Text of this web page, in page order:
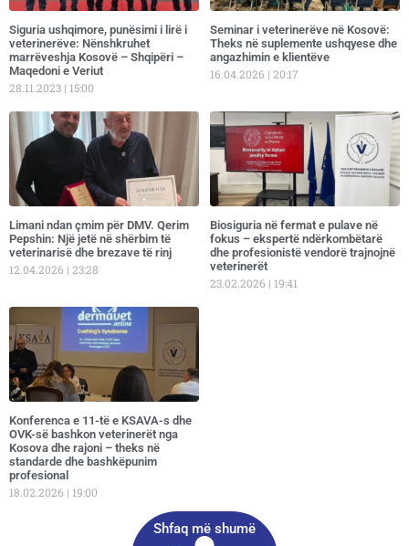
​Siguria ushqimore, punësimi i lirë i
veterinerëve: Nënshkruhet
marrëveshja Kosovë – Shqipëri –
Maqedoni e Veriut
28.11.2023 15:00
Seminar i veterinerëve në Kosovë:
Theks në suplemente ushqyese dhe
angazhimin e klientëve
16.04.2026 20:17
Limani ndan çmim për DMV. Qerim
Pepshin: Një jetë në shërbim të
veterinarisë dhe brezave të rinj
12.04.2026 23:28
Biosiguria në fermat e pulave në
fokus – ekspertë ndërkombëtarë
dhe profesionistë vendorë trajnojnë
veterinerët
23.02.2026 19:41
Konferenca e 11-të e KSAVA-s dhe
OVK-së bashkon veterinerët nga
Kosova dhe rajoni – theks në
standarde dhe bashkëpunim
profesional
18.02.2026 19:00
Shfaq më shumë